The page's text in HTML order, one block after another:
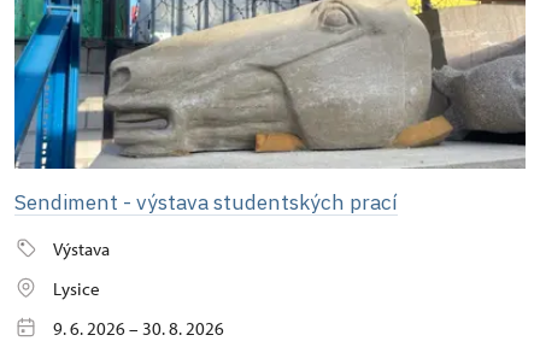
Sendiment - výstava studentských prací
Výstava
Lysice
9. 6. 2026 – 30. 8. 2026